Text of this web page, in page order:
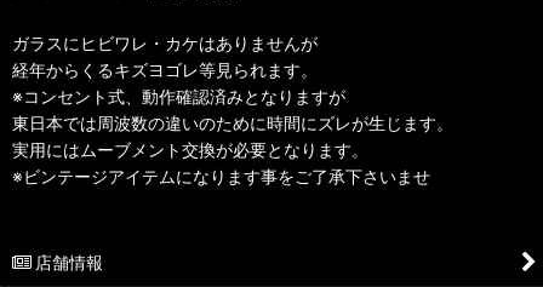
ガラスにヒビワレ・カケはありませんが
経年からくるキズヨゴレ等見られます。
※コンセント式、動作確認済みとなりますが
東日本では周波数の違いのために時間にズレが生じます。
実用にはムーブメント交換が必要となります。
※ビンテージアイテムになります事をご了承下さいませ
店舗情報